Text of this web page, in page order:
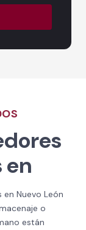
en
Nuevo León
o
están